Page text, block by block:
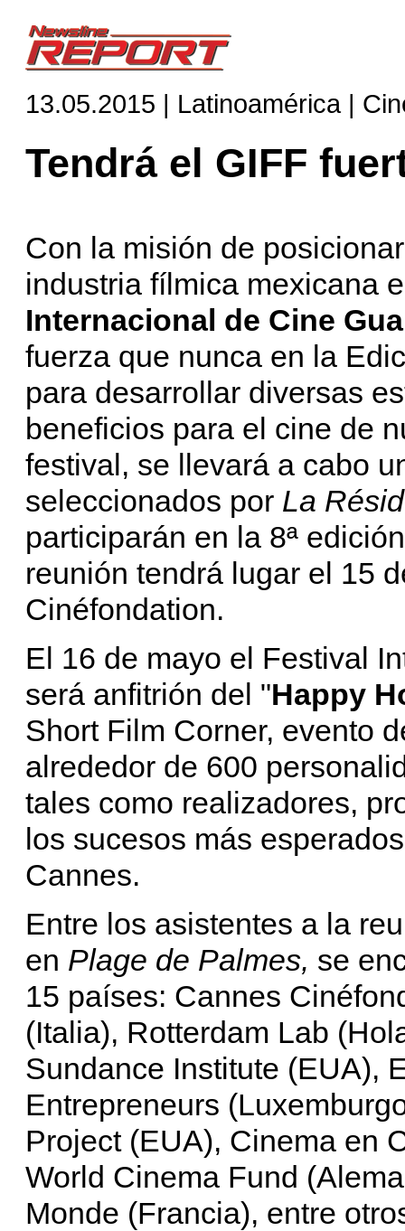
13.05.2015 | Latinoamérica |
Tendrá el GIFF
Con la misión de
industria fílmica mexicana
Internacional de Cine
fuerza que nunca en la
para desarrollar diversas
beneficios para el cine de
festival, se llevará a cabo
seleccionados por La
participarán en la 8ª
reunión tendrá lugar el 15
Cinéfondation.
El 16 de mayo el Festival
será anfitrión del "Happy
Short Film Corner, evento
alrededor de 600
tales como realizadores,
los sucesos más
Cannes.
Entre los asistentes a la
en Plage de Palmes, se
15 países: Cannes
(Italia), Rotterdam Lab
Sundance Institute (EUA),
Entrepreneurs
Project (EUA), Cinema en
World Cinema Fund
Monde (Francia), entre